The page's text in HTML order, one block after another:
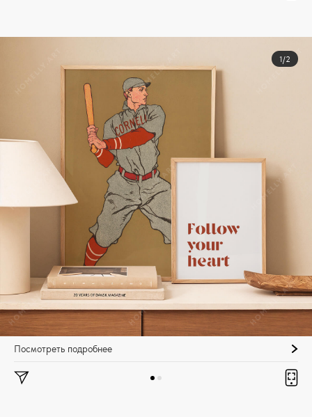
1/2
Посмотреть подробнее